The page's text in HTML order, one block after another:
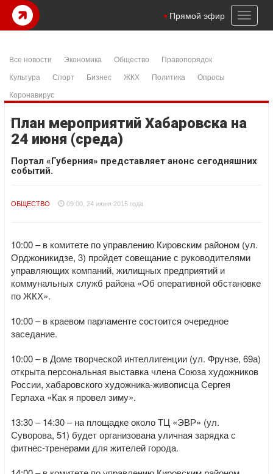
Toggle
Прямой эфир
Все новости Экономика Общество
Правопорядок
Культура
Спорт Бизнес ЖКХ Политика
Опросы
Коронавирус
План мероприятий Хабаровска на
24 июня (среда)
Портал «Губерния» представляет анонс сегодняшних
событий.
ОБЩЕСТВО 09:00, 24 июня 2015 года
10:00 – в комитете по управлению Кировским районом (ул.
Орджоникидзе, 3) пройдет совещание с руководителями
управляющих компаний, жилищных предприятий и
коммунальных служб района «Об оперативной обстановке
по ЖКХ».
10:00 – в краевом парламенте состоится очередное
заседание.
10:00 – в Доме творческой интеллигенции (ул. Фрунзе, 69а)
открыта персональная выставка члена Союза художников
России, хабаровского художника-живописца Сергея
Герлаха «Как я провел зиму».
13:30 – 14:30 – на площадке около ТЦ «ЭВР» (ул.
Суворова, 51) будет организована уличная зарядка с
фитнес-тренерами для жителей города.